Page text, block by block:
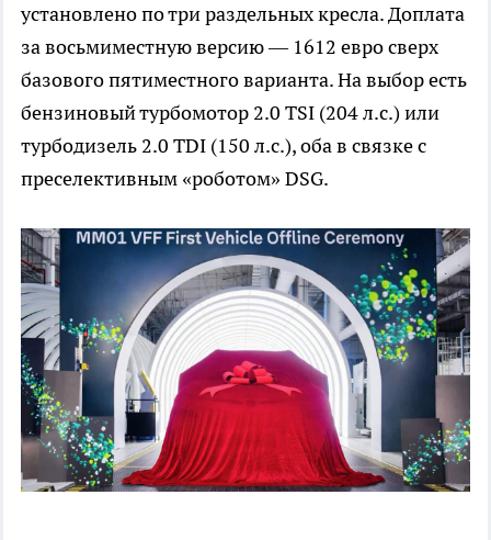
установлено по три раздельных кресла. Доплата
за восьмиместную версию — 1612 евро сверх
базового пятиместного варианта. На выбор есть
бензиновый турбомотор 2.0 TSI (204 л.с.) или
турбодизель 2.0 TDI (150 л.с.), оба в связке с
преселективным «роботом» DSG.